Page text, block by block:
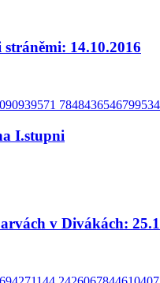
14.10.2016
I.stupni
v Divákách: